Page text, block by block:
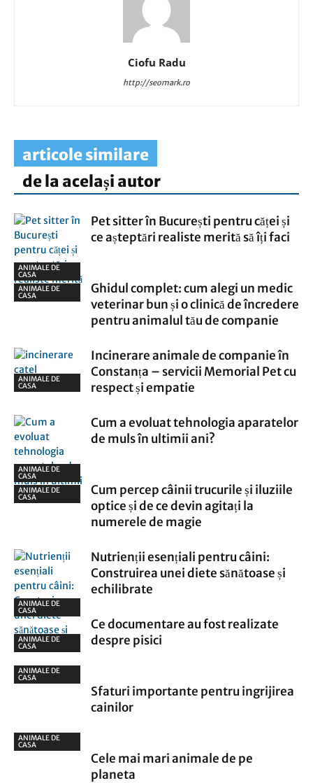
Ciofu Radu
http://seomark.ro
articole similare
de la același autor
ANIMALE DE
CASA
Pet sitter în București pentru căței și
ce așteptări realiste merită să îți faci
ANIMALE DE
CASA
Ghidul complet: cum alegi un medic
veterinar bun și o clinică de încredere
pentru animalul tău de companie
ANIMALE DE
CASA
Incinerare animale de companie în
Constanța – servicii Memorial Pet cu
respect și empatie
ANIMALE DE
CASA
Cum a evoluat tehnologia aparatelor
de muls în ultimii ani?
ANIMALE DE
CASA
Cum percep câinii trucurile și iluziile
optice și de ce devin agitați la
numerele de magie
ANIMALE DE
CASA
Nutrienții esențiali pentru câini:
Construirea unei diete sănătoase și
echilibrate
ANIMALE DE
CASA
Ce documentare au fost realizate
despre pisici
ANIMALE DE
CASA
Sfaturi importante pentru ingrijirea
cainilor
ANIMALE DE
CASA
Cele mai mari animale de pe
planeta